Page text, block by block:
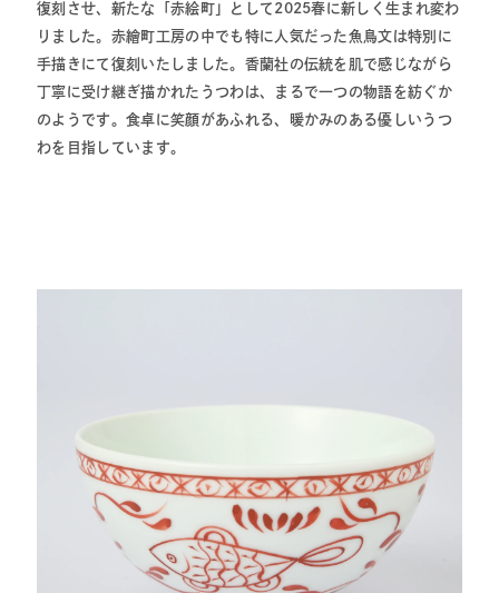
復刻させ、新たな「赤絵町」として2025春に新しく生まれ変わ
りました。赤繪町工房の中でも特に人気だった魚鳥文は特別に
手描きにて復刻いたしました。香蘭社の伝統を肌で感じながら
丁寧に受け継ぎ描かれたうつわは、まるで一つの物語を紡ぐか
のようです。食卓に笑顔があふれる、暖かみのある優しいうつ
わを目指しています。